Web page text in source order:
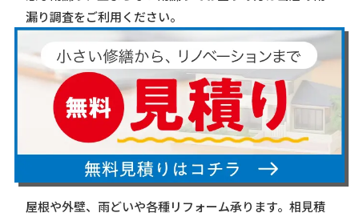
漏り調査をご利用ください。
屋根や外壁、雨どいや各種リフォーム承ります。相見積